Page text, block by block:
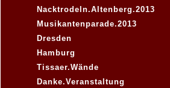
Nacktrodeln.Altenberg.2013
Musikantenparade.2013
Dresden
Hamburg
Tissaer.Wände
Danke.Veranstaltung